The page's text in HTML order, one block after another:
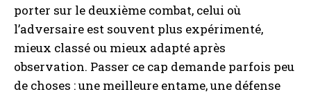
porter sur le deuxième combat, celui où
l’adversaire est souvent plus expérimenté,
mieux classé ou mieux adapté après
observation. Passer ce cap demande parfois peu
de choses : une meilleure entame, une défense